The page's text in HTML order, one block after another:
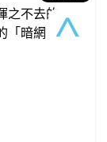
之不去的
「暗網